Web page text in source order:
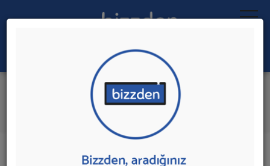
Ara:
Cenaze Yıkama Aracı
İlk 2 Firmadan Teklif İste